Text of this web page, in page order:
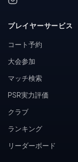
プレイヤーサービス
コート予約
大会参加
マッチ検索
PSR実力評価
クラブ
ランキング
リーダーボード